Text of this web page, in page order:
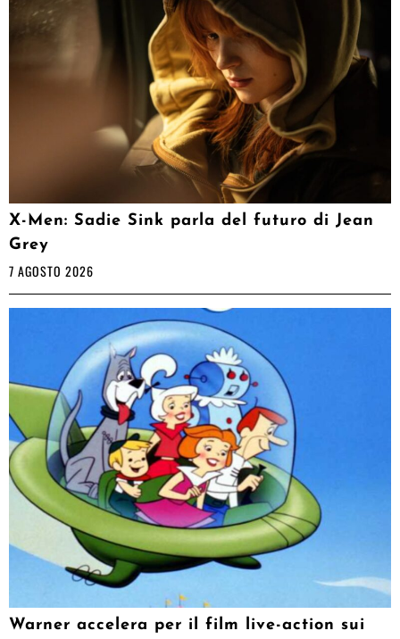
X-Men: Sadie Sink parla del futuro di Jean
Grey
7 AGOSTO 2026
Warner accelera per il film live-action sui